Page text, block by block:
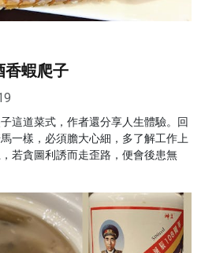
香蝦爬子
這道菜式，作者還分享人生體驗。回
一樣，必須膽大心細，多了解工作上
若貪圖利誘而走歪路，便會後患無